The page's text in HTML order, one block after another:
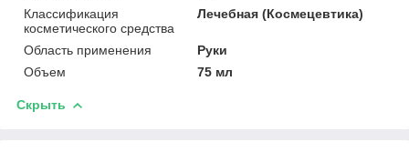
Классификация
косметического средства
Лечебная (Космецевтика)
Область применения
Руки
Объем
75 мл
Скрыть